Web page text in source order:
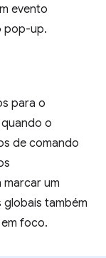
evento
pop-up.
para o
o
de comando
um
também
foco.